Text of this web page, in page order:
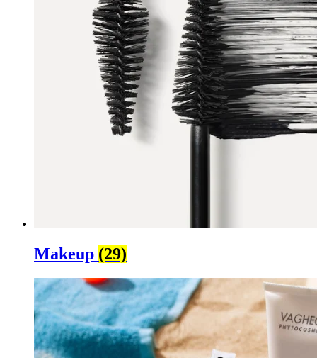
Makeup (29)